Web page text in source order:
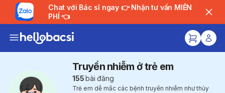
Chat với Bác sĩ ngay 👉 Nhận tư vấn MIỄN
PHÍ 👈
Truyền nhiễm ở trẻ em
155bài đăng
Trẻ em dễ mắc các bệnh truyền nhiễm như thủy